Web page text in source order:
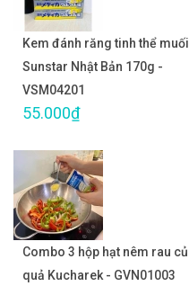
Kem đánh răng tinh thể muối
Sunstar Nhật Bản 170g -
VSM04201
55.000₫
Combo 3 hộp hạt nêm rau củ
quả Kucharek - GVN01003